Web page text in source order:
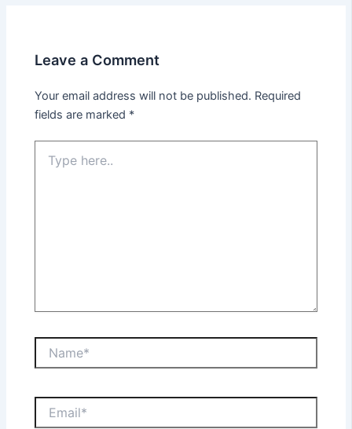
Leave a Comment
Your email address will not be published. Required
fields are marked *
here..